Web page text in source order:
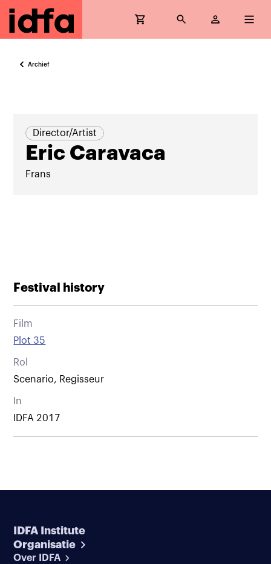
Archief
Director/Artist
Eric Caravaca
Frans
Festival history
Film
Plot 35
Rol
Scenario, Regisseur
In
IDFA 2017
IDFA Institute
Organisatie
Over IDFA